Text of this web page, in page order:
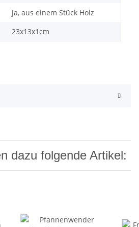
ja, aus einem Stück Holz
23x13x1cm
dazu folgende Artikel: